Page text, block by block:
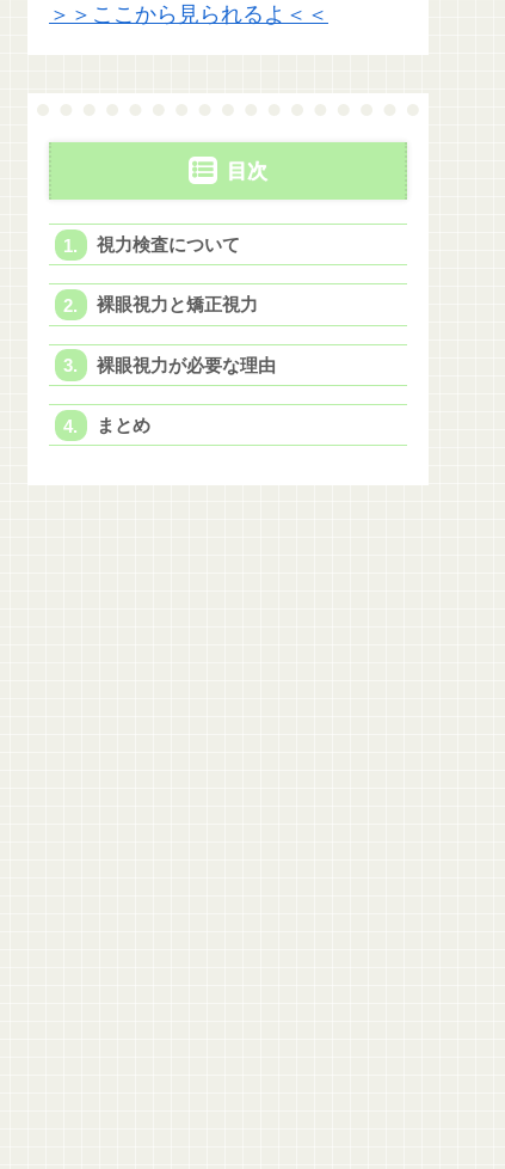
＞＞ここから見られるよ＜＜
目次
視力検査について
裸眼視力と矯正視力
裸眼視力が必要な理由
まとめ